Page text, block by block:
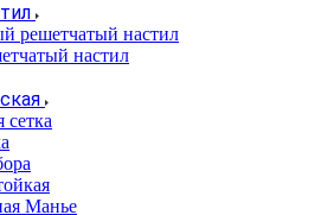
решетчатый настил
настил
Манье